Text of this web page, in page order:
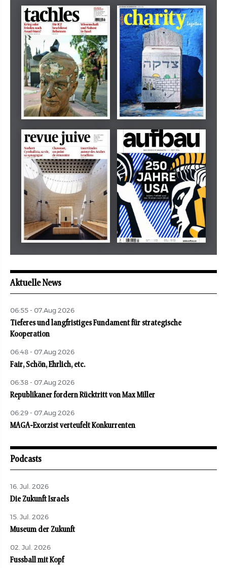
Dezember 2024
tachles
März 2026
Beilage
revue juive aufbau
Aktuelle News
06:55 - 07.Aug 2026
Tieferes und langfristiges Fundament für strategische
Kooperation
06:48 - 07.Aug 2026
Fair, Schön, Ehrlich, etc.
06:38 - 07.Aug 2026
Republikaner fordern Rücktritt von Max Miller
06:29 - 07.Aug 2026
MAGA-Exorzist verteufelt Konkurrenten
Podcasts
16. Jul. 2026
Die Zukunft Israels
15. Jul. 2026
Museum der Zukunft
02. Jul. 2026
Fussball mit Kopf